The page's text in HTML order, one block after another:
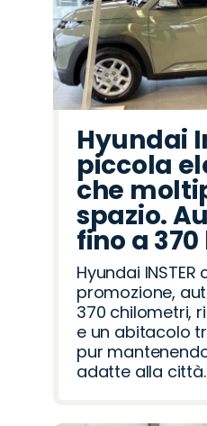
Hyundai
piccola
che
spazio.
fino a
Hyundai
promozione,
370 chilometri,
e un abitacolo
pur
adatte alla città.